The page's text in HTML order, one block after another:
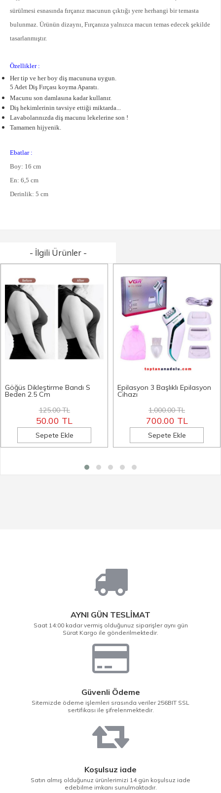
sürülmesi esnasında fırçanız macunun çıktığı yere herhangi bir temasta
bulunmaz. Ürünün dizaynı, Fırçanıza yalnızca macun temas edecek şekilde
tasarlanmıştır.
Özellikler :
Her tip ve her boy diş macununa uygun.
5 Adet Diş Fırçası koyma Aparatı.
Macunu son damlasına kadar kullanır.
Diş hekimlerinin tavsiye ettiği miktarda...
Lavabolarınızda diş macunu lekelerine son !
Tamamen hijyenik.
Ebatlar :
Boy: 16 cm
En: 6,5 cm
Derinlik: 5 cm
- İlgili Ürünler -
Göğüs Dikleştirme Bandı S
Beden 2.5 Cm
125.00 TL
50.00 TL
Sepete Ekle
Epilasyon 3 Başlıklı Epilasyon
Cihazı
1,000.00 TL
700.00 TL
Sepete Ekle
AYNI GÜN TESLİMAT
Saat 14:00 kadar vermiş olduğunuz siparişler aynı gün
Sürat Kargo ile gönderilmektedir.
Güvenli Ödeme
Sitemizde ödeme işlemleri srasında veriler 256BIT SSL
sertifikası ile şifrelenmektedir.
Koşulsuz iade
Satın almış olduğunuz ürünlerimizi 14 gün koşulsuz iade
edebilme imkanı sunulmaktadır.